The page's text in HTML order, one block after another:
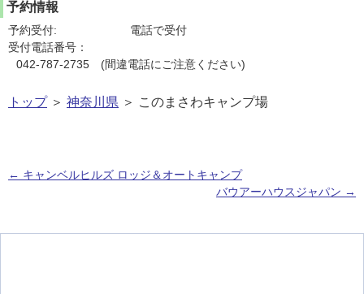
予約情報
予約受付:
電話で受付
受付電話番号：
042-787-2735 (間違電話にご注意ください)
トップ＞ 神奈川県 ＞ このまさわキャンプ場
← キャンベルヒルズ ロッジ＆オートキャンプ
バウアーハウスジャパン →